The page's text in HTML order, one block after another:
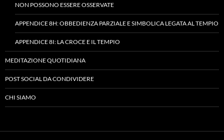
NON POSSONO ESSERE OSSERVATE
APPENDICE 8H: OBBEDIENZA PARZIALE E SIMBOLICA LEGATA AL TEMPIO
APPENDICE 8I: LA CROCE E IL TEMPIO
MEDITAZIONE QUOTIDIANA
POST SOCIAL DA CONDIVIDERE
CHI SIAMO